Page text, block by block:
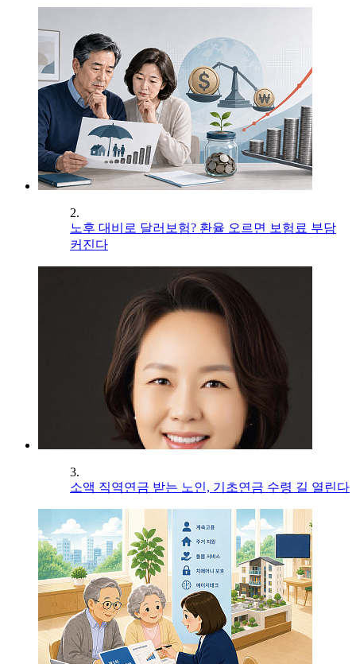
2.
노후 대비로 달러보험? 환율 오르면 보험료 부담
커진다
3.
소액 직역연금 받는 노인, 기초연금 수령 길 열린다